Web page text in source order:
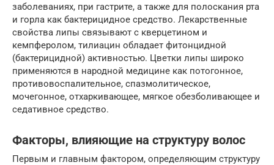
заболеваниях, при гастрите, а также для полоскания рта
и горла как бактерицидное средство. Лекарственные
свойства липы связывают с кверцетином и
кемпферолом, тилиацин обладает фитонцидной
(бактерицидной) активностью. Цветки липы широко
применяются в народной медицине как потогонное,
противовоспалительное, спазмолитическое,
мочегонное, отхаркивающее, мягкое обезболивающее и
седативное средство.
Факторы, влияющие на структуру волос
Первым и главным фактором, определяющим структуру